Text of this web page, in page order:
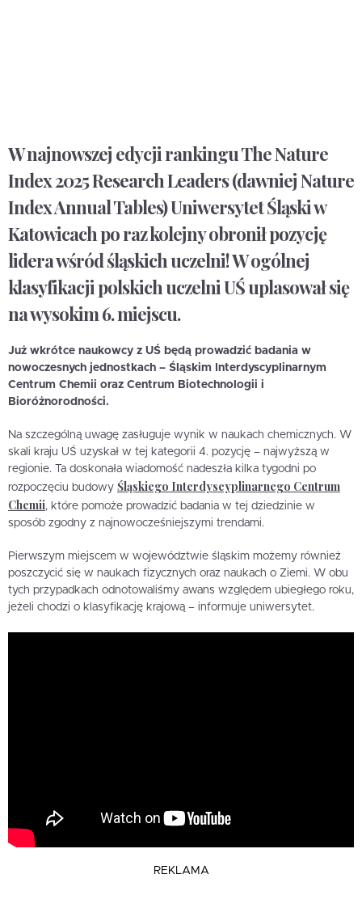
W najnowszej edycji rankingu The Nature
Index 2025 Research Leaders (dawniej Nature
Index Annual Tables) Uniwersytet Śląski w
Katowicach po raz kolejny obronił pozycję
lidera wśród śląskich uczelni! W ogólnej
klasyfikacji polskich uczelni UŚ uplasował się
na wysokim 6. miejscu.
Już wkrótce naukowcy z UŚ będą prowadzić badania w
nowoczesnych jednostkach – Śląskim Interdyscyplinarnym
Centrum Chemii oraz Centrum Biotechnologii i
Bioróżnorodności.
Na szczególną uwagę zasługuje wynik w naukach chemicznych. W
skali kraju UŚ uzyskał w tej kategorii 4. pozycję – najwyższą w
regionie. Ta doskonała wiadomość nadeszła kilka tygodni po
rozpoczęciu budowy Śląskiego Interdyscyplinarnego Centrum
Chemii, które pomoże prowadzić badania w tej dziedzinie w
sposób zgodny z najnowocześniejszymi trendami.
Pierwszym miejscem w województwie śląskim możemy również
poszczycić się w naukach fizycznych oraz naukach o Ziemi. W obu
tych przypadkach odnotowaliśmy awans względem ubiegłego roku,
jeżeli chodzi o klasyfikację krajową – informuje uniwersytet.
REKLAMA